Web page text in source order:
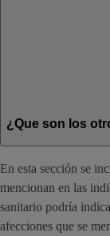
¿Que son los
En esta sección se
mencionan en las
sanitario podría
afecciones que se